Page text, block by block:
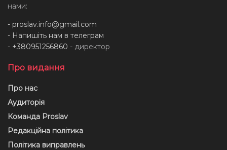
нами:
- proslav.info@gmail.com
- Напишіть нам в телеграм
- +380951256860 - директор
Про видання
Про нас
Аудиторія
Команда Proslav
Редакційна політика
Політика виправлень